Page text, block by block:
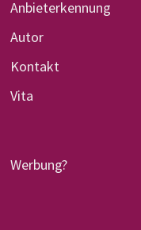
Anbieterkennung
Autor
Kontakt
Vita
Werbung?